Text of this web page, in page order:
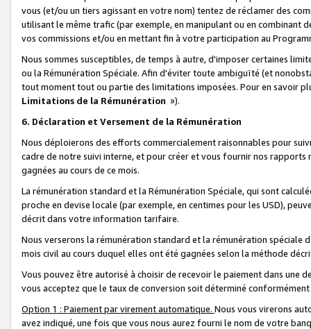
vous (et/ou un tiers agissant en votre nom) tentez de réclamer des
utilisant le même trafic (par exemple, en manipulant ou en combinant
vos commissions et/ou en mettant fin à votre participation au
Nous sommes susceptibles, de temps à autre, d'imposer certaines
ou la Rémunération Spéciale. Afin d'éviter toute ambiguïté (et
tout moment tout ou partie des limitations imposées. Pour en savoir
Limitations de la Rémunération »).
6. Déclaration et Versement de la Rémunération
Nous déploierons des efforts commercialement raisonnables pour
cadre de notre suivi interne, et pour créer et vous fournir nos
gagnées au cours de ce mois.
La rémunération standard et la Rémunération Spéciale, qui sont
proche en devise locale (par exemple, en centimes pour les USD),
décrit dans votre information tarifaire.
Nous verserons la rémunération standard et la rémunération spéciale
mois civil au cours duquel elles ont été gagnées selon la méthode
Vous pouvez être autorisé à choisir de recevoir le paiement dans une
vous acceptez que le taux de conversion soit déterminé
Option 1 : Paiement par virement automatique. Nous vous virerons
avez indiqué, une fois que vous nous aurez fourni le nom de votre